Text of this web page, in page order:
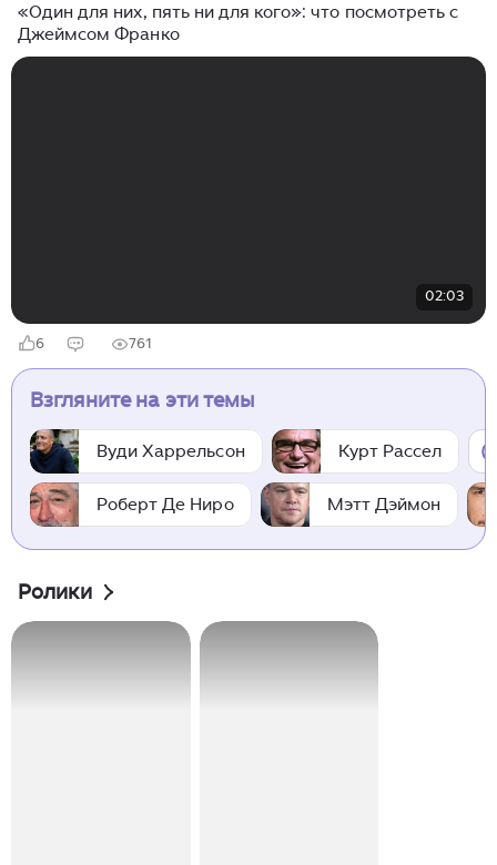
«Один для них, пять ни для кого»: что посмотреть с
Джеймсом Франко
02:03
6 761
Взгляните на эти темы
Вуди Харрельсон Курт Рассел
Роберт Де Ниро Мэтт Дэймон
Ролики